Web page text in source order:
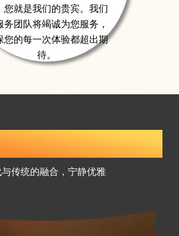
您就是我们的贵宾。我们
务团队将竭诚为您服务，
您的每一次体验都超出期
待。
优美的环境
传统的融合，宁静优雅